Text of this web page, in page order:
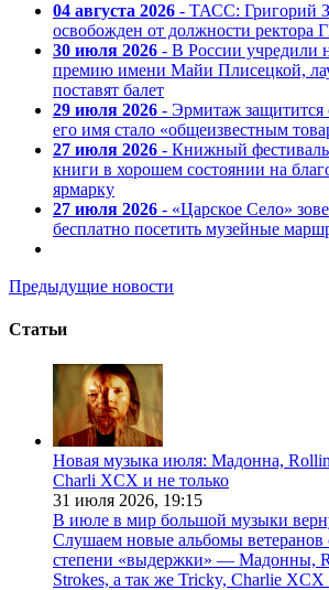
04 августа 2026 - ТАСС: Григорий
освобожден от должности ректора
30 июля 2026 - В России учредили
премию имени Майи Плисецкой,
поставят балет
29 июля 2026 - Эрмитаж
его имя стало «общеизвестным
27 июля 2026 - Книжный
книги в хорошем состоянии на
ярмарку
27 июля 2026 - «Царское Село»
бесплатно посетить музейные
Предыдущие новости
Статьи
Новая музыка июля: Мадонна,
Charli XCX и не только
31 июля 2026, 19:15
В июле в мир большой музыки
Слушаем новые альбомы ветеранов
степени «выдержки» — Мадонны,
Strokes, а так же Tricky, Charlie XCX